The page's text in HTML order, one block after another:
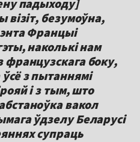
падыходу]
візіт, безумоўна,
Францыі
наколькі нам
французскага боку,
з пытаннямі
і з тым, што
вакол
ўдзелу Беларусі
супраць